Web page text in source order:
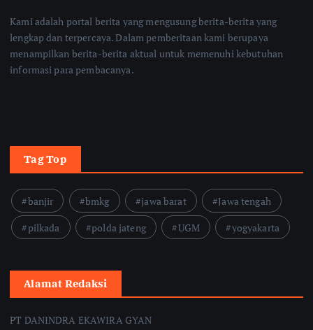
Kami adalah portal berita yang mengusung berita-berita yang
lengkap dan terpercaya. Dalam pemberitaan kami berupaya
menampilkan berita-berita aktual untuk memenuhi kebutuhan
informasi para pembacanya.
Tag Top
banjir bmkg jawa barat
Jawa tengah
pilkada
polda jateng UGM yogyakarta
Alamat Redaksi
PT DANINDRA EKAWIRA GYAN